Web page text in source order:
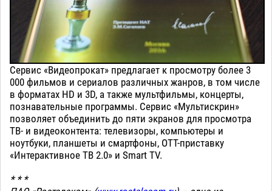
Сервис «Видеопрокат» предлагает к просмотру более 3
000 фильмов и сериалов различных жанров, в том числе
в форматах HD и 3D, а также мультфильмы, концерты,
познавательные программы. Сервис «Мультискрин»
позволяет объединить до пяти экранов для просмотра
ТВ- и видеоконтента: телевизоры, компьютеры и
ноутбуки, планшеты и смартфоны, ОТТ-приставку
«Интерактивное ТВ 2.0» и Smart TV.
* * *